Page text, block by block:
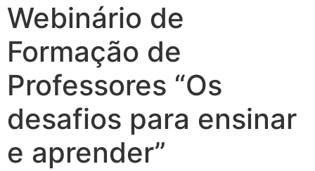
Webinário de
Formação de
Professores “Os
desafios para ensinar
e aprender”